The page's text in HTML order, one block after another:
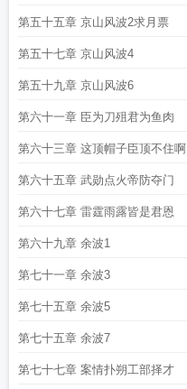
第五十五章 京山风波2求月票
第五十七章 京山风波4
第五十九章 京山风波6
第六十一章 臣为刀殂君为鱼肉
第六十三章 这顶帽子臣顶不住啊
第六十五章 武勋点火帝防夺门
第六十七章 雷霆雨露皆是君恩
第六十九章 余波1
第七十一章 余波3
第七十五章 余波5
第七十五章 余波7
第七十七章 案情扑朔工部择才